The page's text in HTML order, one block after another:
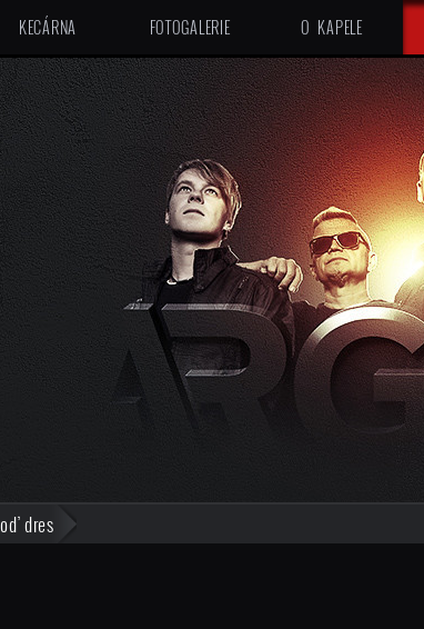
KECÁRNA FOTOGALERIE O KAPELE
dres